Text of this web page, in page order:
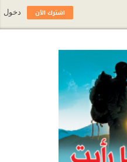
اشترك الآن دخول